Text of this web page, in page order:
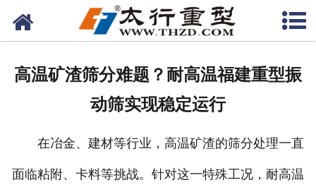
网站首页
高温矿渣筛分难题？耐高温福建重型振
动筛实现稳定运行
在冶金、建材等行业，高温矿渣的筛分处理一直
面临粘附、卡料等挑战。针对这一特殊工况，耐高温